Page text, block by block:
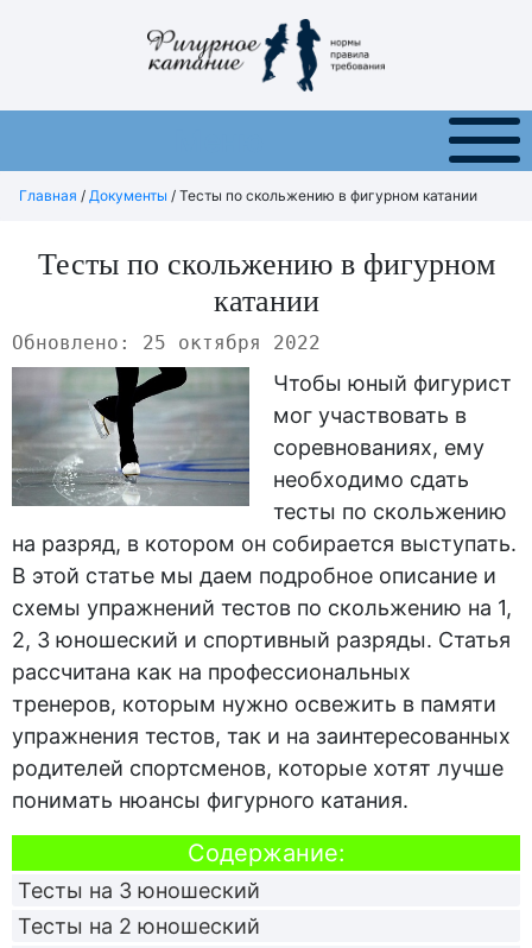
Главная / Документы / Тесты по скольжению в фигурном катании
Тесты по скольжению в фигурном
катании
Обновлено: 25 октября 2022
Чтобы юный фигурист
мог участвовать в
соревнованиях, ему
необходимо сдать
тесты по скольжению
на разряд, в котором он собирается выступать.
В этой статье мы даем подробное описание и
схемы упражнений тестов по скольжению на 1,
2, 3 юношеский и спортивный разряды. Статья
рассчитана как на профессиональных
тренеров, которым нужно освежить в памяти
упражнения тестов, так и на заинтересованных
родителей спортсменов, которые хотят лучше
понимать нюансы фигурного катания.
Cодержание:
Тесты на 3 юношеский
Тесты на 2 юношеский